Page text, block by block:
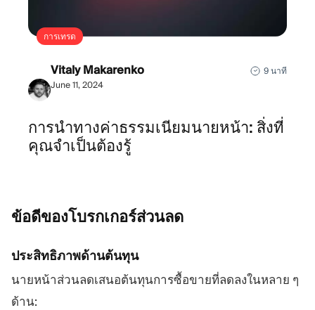
การเทรด
Vitaly Makarenko
June 11, 2024
9 นาที
การนำทางค่าธรรมเนียมนายหน้า: สิ่งที่
คุณจำเป็นต้องรู้
ข้อดีของโบรกเกอร์ส่วนลด
ประสิทธิภาพด้านต้นทุน
นายหน้าส่วนลดเสนอต้นทุนการซื้อขายที่ลดลงในหลาย ๆ
ด้าน: